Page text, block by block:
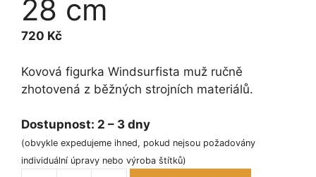
28 cm
720 Kč
Kovová figurka Windsurfista muž ručně
zhotovená z běžných strojních materiálů.
Dostupnost: 2 – 3 dny
(obvykle expedujeme ihned, pokud nejsou požadovány
individuální úpravy nebo výroba štítků)